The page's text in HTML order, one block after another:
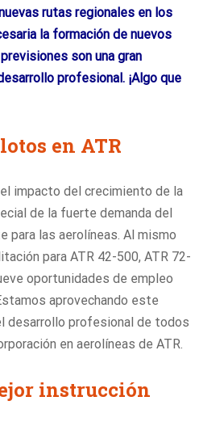
rutas regionales en los
la formación de nuevos
son una gran
profesional. ¡Algo que
en ATR
impacto del crecimiento de la
de la fuerte demanda del
para las aerolíneas. Al mismo
para ATR 42-500, ATR 72-
oportunidades de empleo
aprovechando este
desarrollo profesional de todos
en aerolíneas de ATR.
instrucción